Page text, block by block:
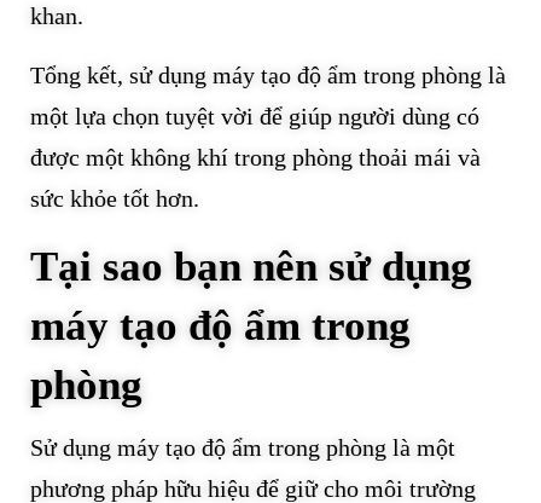
khan.
Tổng kết, sử dụng máy tạo độ ẩm trong phòng là
một lựa chọn tuyệt vời để giúp người dùng có
được một không khí trong phòng thoải mái và
sức khỏe tốt hơn.
Tại sao bạn nên sử dụng
máy tạo độ ẩm trong
phòng
Sử dụng máy tạo độ ẩm trong phòng là một
phương pháp hữu hiệu để giữ cho môi trường